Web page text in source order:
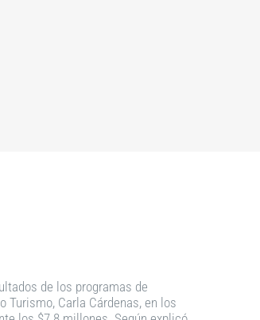
de los programas de
Turismo, Carla Cárdenas, en los